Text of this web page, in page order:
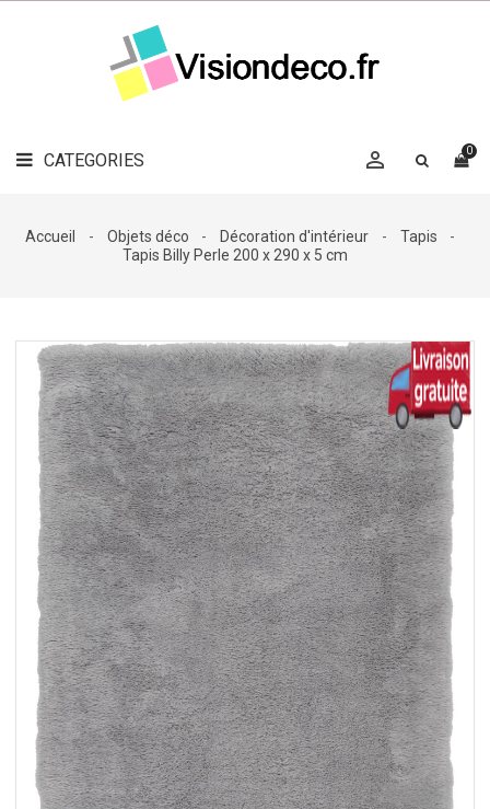
CATEGORIES 0

LE
MAG
DÉCO

DÉCO
Accueil Objets déco Décoration d'intérieur
Tapis
Tapis Billy Perle 200 x 290 x 5 cm